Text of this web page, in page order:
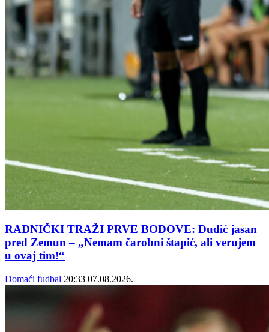
RADNIČKI TRAŽI PRVE BODOVE: Dudić jasan
pred Zemun – „Nemam čarobni štapić, ali verujem
u ovaj tim!“
Domaći fudbal 20:33 07.08.2026.